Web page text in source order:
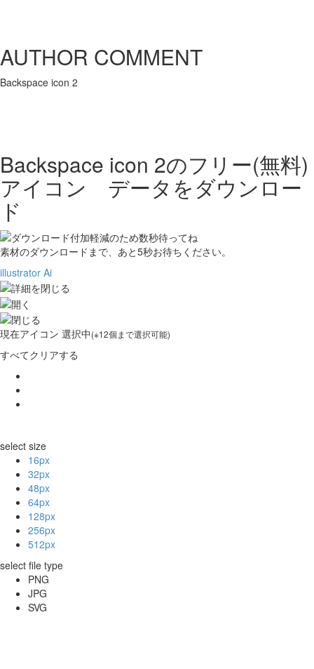
AUTHOR COMMENT
Backspace icon 2
Backspace icon 2のフリー(無料)
アイコン データをダウンロー
ド
素材のダウンロードまで、あと5秒お待ちください。
illustrator Ai
現在アイコン 選択中(※12個まで選択可能)
すべてクリアする
select size
16px
32px
48px
64px
128px
256px
512px
select file type
PNG
JPG
SVG